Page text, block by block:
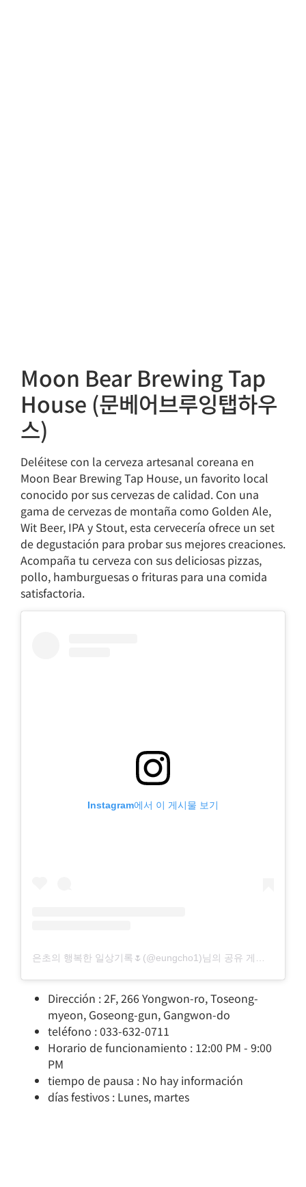
Moon Bear Brewing Tap
House (문베어브루잉탭하우
스)
Deléitese con la cerveza artesanal coreana en
Moon Bear Brewing Tap House, un favorito local
conocido por sus cervezas de calidad. Con una
gama de cervezas de montaña como Golden Ale,
Wit Beer, IPA y Stout, esta cervecería ofrece un set
de degustación para probar sus mejores creaciones.
Acompaña tu cerveza con sus deliciosas pizzas,
pollo, hamburguesas o frituras para una comida
satisfactoria.
Instagram에서 이 게시물 보기
은초의 행복한 일상기록🌷(@eungcho1)님의 공유 게시물
Dirección : 2F, 266 Yongwon-ro, Toseong-
myeon, Goseong-gun, Gangwon-do
teléfono : 033-632-0711
Horario de funcionamiento : 12:00 PM - 9:00
PM
tiempo de pausa : No hay información
días festivos : Lunes, martes